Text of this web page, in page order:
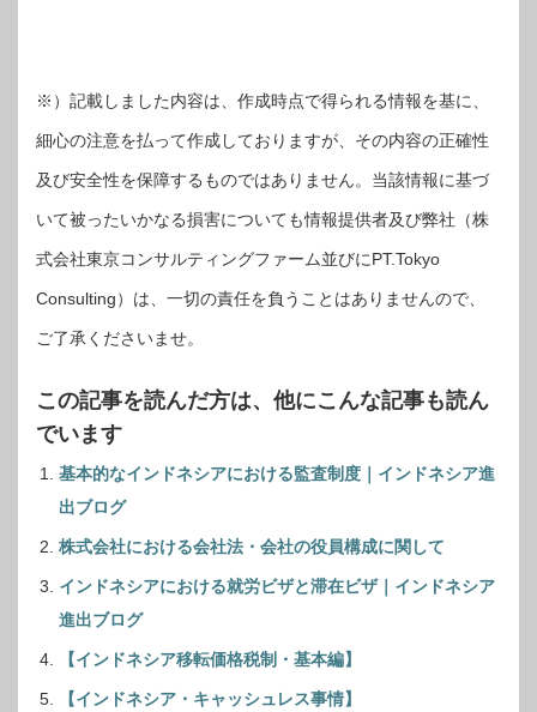
※）記載しました内容は、作成時点で得られる情報を基に、
細心の注意を払って作成しておりますが、その内容の正確性
及び安全性を保障するものではありません。当該情報に基づ
いて被ったいかなる損害についても情報提供者及び弊社（株
式会社東京コンサルティングファーム並びにPT.Tokyo
Consulting）は、一切の責任を負うことはありませんので、
ご了承くださいませ。
この記事を読んだ方は、他にこんな記事も読ん
でいます
基本的なインドネシアにおける監査制度｜インドネシア進
出ブログ
株式会社における会社法・会社の役員構成に関して
インドネシアにおける就労ビザと滞在ビザ｜インドネシア
進出ブログ
【インドネシア移転価格税制・基本編】
【インドネシア・キャッシュレス事情】